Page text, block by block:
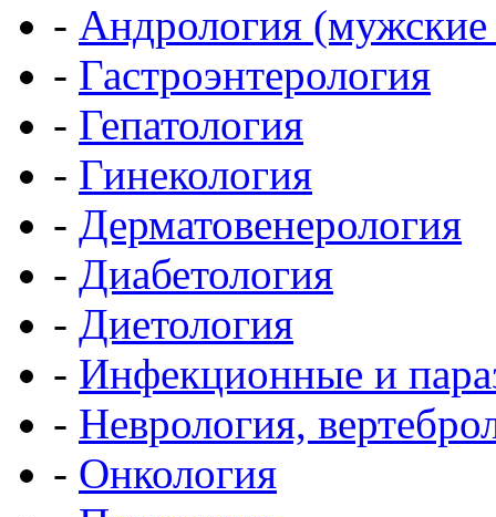
- Андрология (мужские
- Гастроэнтерология
- Гепатология
- Гинекология
- Дерматовенерология
- Диабетология
- Диетология
- Инфекционные и
- Неврология,
- Онкология